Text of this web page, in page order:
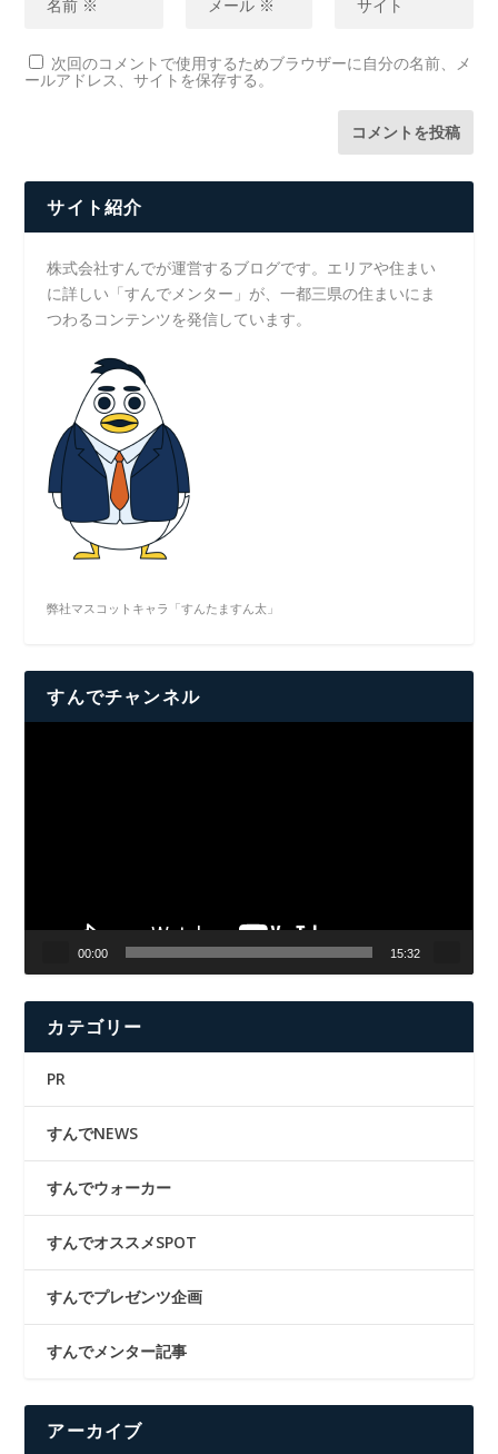
次回のコメントで使用するためブラウザーに自分の名前、メ
ールアドレス、サイトを保存する。
サイト紹介
株式会社すんでが運営するブログです。エリアや住まい
に詳しい「すんでメンター」が、一都三県の住まいにま
つわるコンテンツを発信しています。
弊社マスコットキャラ「すんたますん太」
すんでチャンネル
00:00 15:32
カテゴリー
PR
すんでNEWS
すんでウォーカー
すんでオススメSPOT
すんでプレゼンツ企画
すんでメンター記事
アーカイブ